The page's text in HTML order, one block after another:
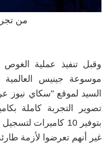
من تجربة
وقبل تنفيذ عملية الغوص
موسوعة جينيس العالمية
السيد لموقع "سكاي نيوز
تصوير التجربة كاملة
بتوفير 10 كاميرات
غير أنهم تعرضوا لأزمة